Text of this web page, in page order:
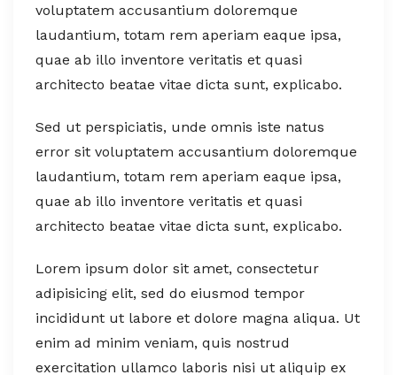
voluptatem accusantium doloremque
laudantium, totam rem aperiam eaque ipsa,
quae ab illo inventore veritatis et quasi
architecto beatae vitae dicta sunt, explicabo.
Sed ut perspiciatis, unde omnis iste natus
error sit voluptatem accusantium doloremque
laudantium, totam rem aperiam eaque ipsa,
quae ab illo inventore veritatis et quasi
architecto beatae vitae dicta sunt, explicabo.
Lorem ipsum dolor sit amet, consectetur
adipisicing elit, sed do eiusmod tempor
incididunt ut labore et dolore magna aliqua. Ut
enim ad minim veniam, quis nostrud
exercitation ullamco laboris nisi ut aliquip ex